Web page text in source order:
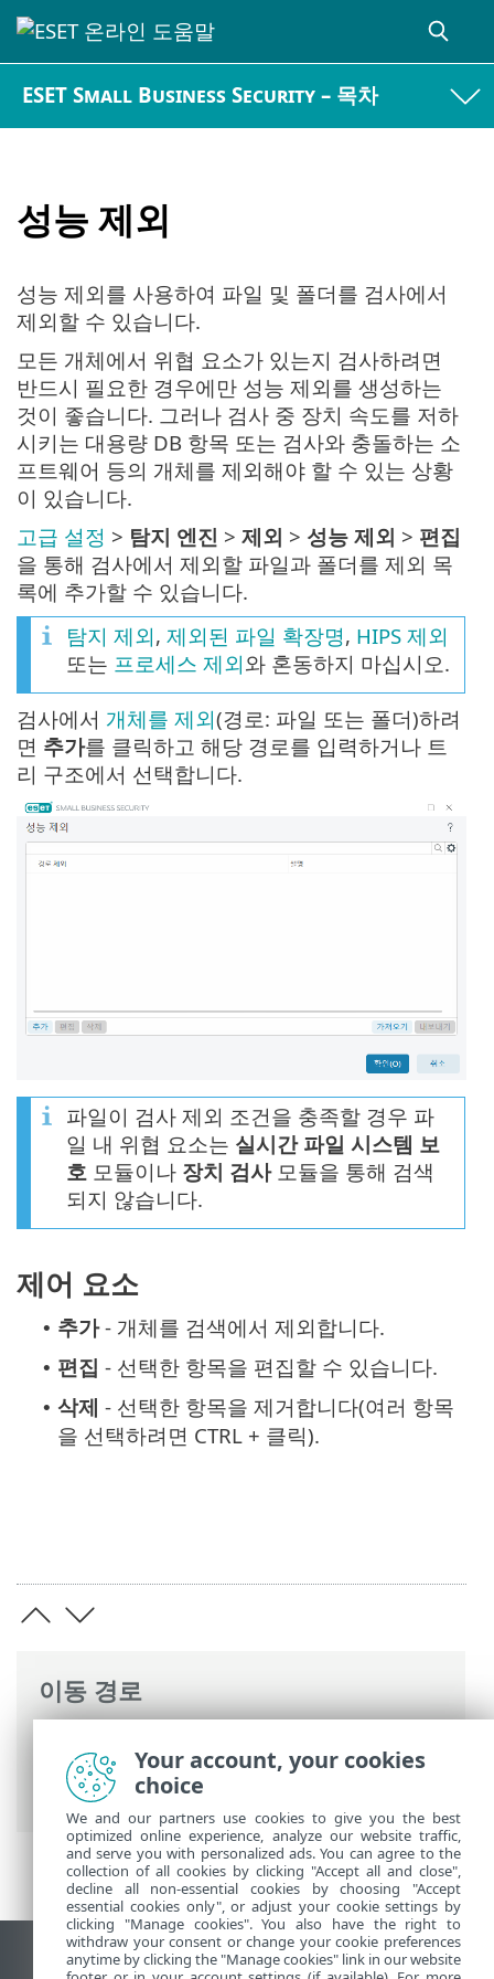
ESET Small Business Security – 목차
성능 제외
이동 경로
Security >ESET Small Business Security
운용>고급 설정>
성능 제외를 사용하여 파일 및 폴더를 검사에서
제외할 수 있습니다.
모든 개체에서 위협 요소가 있는지 검사하려면
반드시 필요한 경우에만 성능 제외를 생성하는
것이 좋습니다. 그러나 검사 중 장치 속도를 저하
시키는 대용량 DB 항목 또는 검사와 충돌하는 소
프트웨어 등의 개체를 제외해야 할 수 있는 상황
이 있습니다.
고급 설정 > 탐지 엔진 > 제외 > 성능 제외 > 편집
을 통해 검사에서 제외할 파일과 폴더를 제외 목
록에 추가할 수 있습니다.
탐지 제외, 제외된 파일 확장명, HIPS 제외
또는 프로세스 제외와 혼동하지 마십시오.
검사에서 개체를 제외(경로: 파일 또는 폴더)하려
면 추가를 클릭하고 해당 경로를 입력하거나 트
리 구조에서 선택합니다.
파일이 검사 제외 조건을 충족할 경우 파
일 내 위협 요소는 실시간 파일 시스템 보
호 모듈이나 장치 검사모듈을 통해 검색
되지 않습니다.
제어 요소
• 추가- 개체를 검색에서 제외합니다.
• 편집 - 선택한 항목을 편집할 수 있습니다.
• 삭제 - 선택한 항목을 제거합니다(여러 항목
을 선택하려면 CTRL + 클릭).
데스크톱 사이트 보기
Your account, your cookies
choice
We and our partners use cookies to give you the best
optimized online experience, analyze our website traffic,
and serve you with personalized ads. You can agree to the
collection of all cookies by clicking "Accept all and close",
decline all non-essential cookies by choosing "Accept
essential cookies only", or adjust your cookie settings by
clicking "Manage cookies". You also have the right to
withdraw your consent or change your cookie preferences
anytime by clicking the "Manage cookies" link in our website